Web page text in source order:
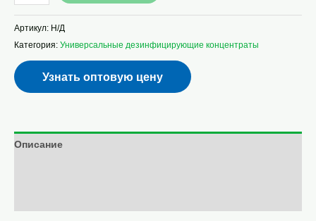
Артикул: Н/Д
Категория: Универсальные дезинфицирующие концентраты
Узнать оптовую цену
Описание